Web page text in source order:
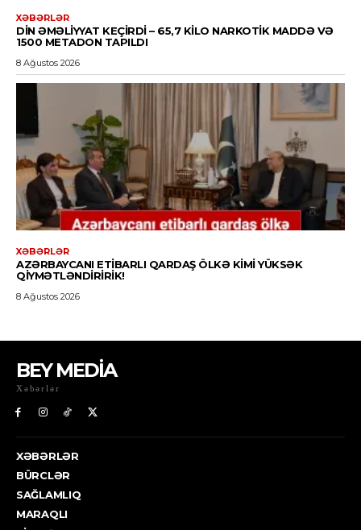
BEY MEDİA
Xəbərlər
XƏBƏRLƏR
BÜRCLƏR
SAĞLAMLIQ
MARAQLI